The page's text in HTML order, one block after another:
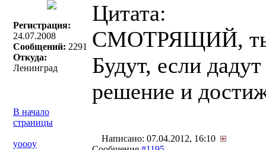
Регистрация:
24.07.2008
Сообщений: 2291
Откуда:
Ленинград
Цитата:
СМОТРЯЩИЙ, ты
Будут, если
решение и
В начало
страницы
yoooy
Написано: 07.04.2012, 16:10